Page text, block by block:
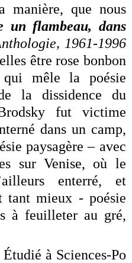
manière, que nous
un flambeau, dans
1961-1996
être rose bonbon
qui mêle la poésie
la dissidence du
fut victime
dans un camp,
paysagère – avec
sur Venise, où le
enterré, et
tant mieux - poésie
à feuilleter au gré,
à Sciences-Po